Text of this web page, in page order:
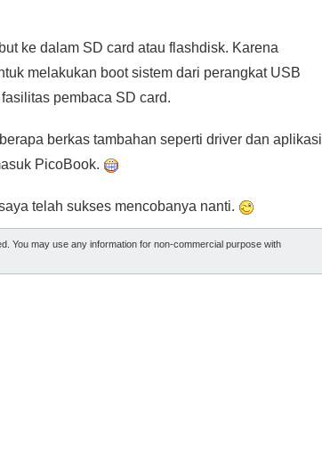
ke dalam SD card atau flashdisk. Karena
melakukan boot sistem dari perangkat USB
pembaca SD card.
berkas tambahan seperti driver dan aplikasi
PicoBook.
telah sukses mencobanya nanti.
You may use any information for non-commercial purpose with